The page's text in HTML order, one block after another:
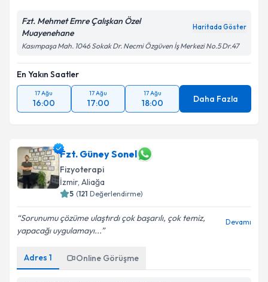
Fzt. Mehmet Emre Çalışkan Özel
Muayenehane
Haritada Göster
Kasımpaşa Mah. 1046 Sokak Dr. Necmi Özgüven İş Merkezi No.5 Dr.47
En Yakın Saatler
17 Ağu
16:00
17 Ağu
17:00
17 Ağu
18:00 Daha Fazla
Fzt. Güney Sonel
Fizyoterapi
İzmir, Aliağa
5 (121 Değerlendirme)
Sorunumu çözüme ulaştırdı çok başarılı, çok temiz,
yapacağı uygulamayı...
Devamı
Adres 1 Online Görüşme